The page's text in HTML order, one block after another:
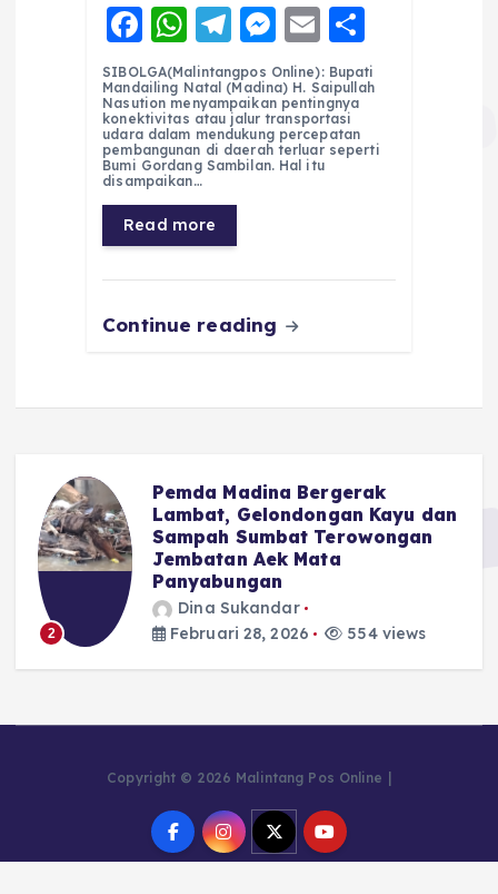
F
a
c
e
b
o
o
k
W
h
a
ts
A
p
p
T
el
e
g
r
a
m
M
e
ss
e
n
E
m
ai
l
h
a
re
SIBOLGA(Malintangpos Online): Bupati
Mandailing Natal (Madina) H. Saipullah
Nasution menyampaikan pentingnya
konektivitas atau jalur transportasi
udara dalam mendukung percepatan
pembangunan di daerah terluar seperti
Bumi Gordang Sambilan. Hal itu
disampaikan…
Read more
Continue reading
2
Pemda Madina Bergerak
Lambat, Gelondongan Kayu dan
Sampah Sumbat Terowongan
Jembatan Aek Mata
Panyabungan
Dina Sukandar
Februari 28, 2026
554 views
Copyright © 2026 Malintang Pos Online |